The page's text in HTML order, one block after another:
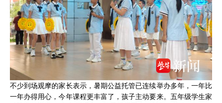
不少到场观摩的家长表示，暑期公益托管已连续举办多年，一年比
一年办得用心，今年课程更丰富了，孩子主动要来。五年级学生家